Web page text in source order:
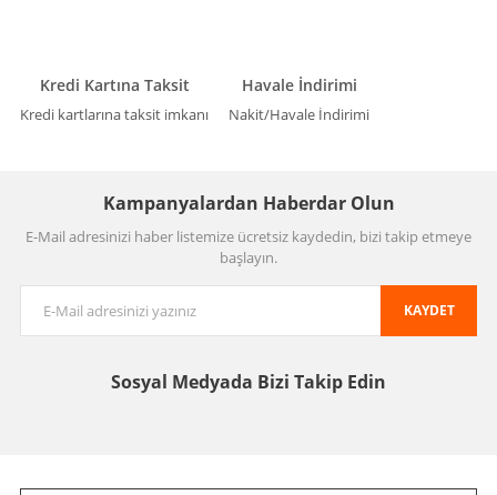
Kredi Kartına Taksit
Kredi kartlarına taksit imkanı
Havale İndirimi
Nakit/Havale İndirimi
Kampanyalardan Haberdar Olun
E-Mail adresinizi haber listemize ücretsiz kaydedin, bizi takip etmeye
başlayın.
KAYDET
Sosyal Medyada Bizi Takip Edin